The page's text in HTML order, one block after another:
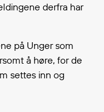
derfra har
på Unger som
å høre, for de
settes inn og